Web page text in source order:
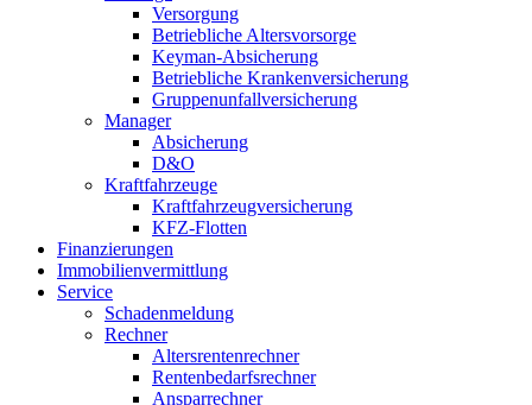
Versorgung
Betriebliche Altersvorsorge
Keyman-Absicherung
Betriebliche Krankenversicherung
Gruppenunfallversicherung
Manager
Absicherung
D&O
Kraftfahrzeuge
Kraftfahrzeugversicherung
KFZ-Flotten
Finanzierungen
Immobilienvermittlung
Service
Schadenmeldung
Rechner
Altersrentenrechner
Rentenbedarfsrechner
Ansparrechner